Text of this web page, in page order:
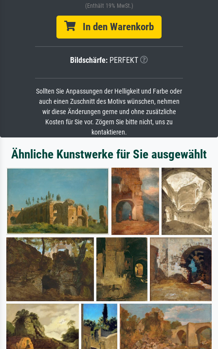
(Enthält 19% MwSt.)
In den Warenkorb
Bildschärfe: PERFEKT
Sollten Sie Anpassungen der Helligkeit und Farbe oder
auch einen Zuschnitt des Motivs wünschen, nehmen
wir diese Änderungen gerne und ohne zusätzliche
Kosten für Sie vor. Zögern Sie bitte nicht, uns zu
kontaktieren.
Ähnliche Kunstwerke für Sie ausgewählt